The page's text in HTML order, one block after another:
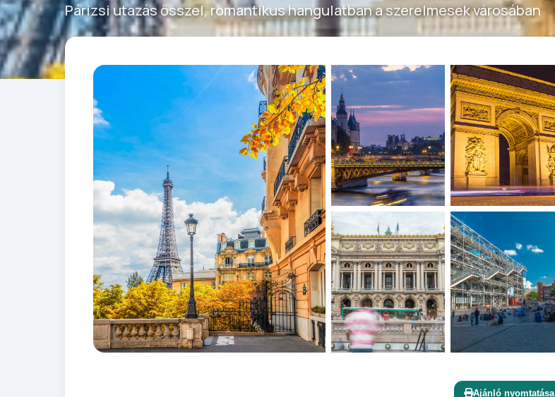
Párizsi utazás ősszel, romantikus hangulatban a szerelmesek városában
Ajánló nyomtatása